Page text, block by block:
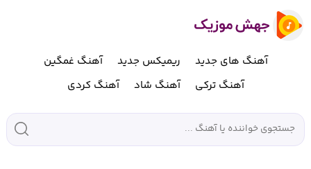
آهنگ های جدید ریمیکس جدید
آهنگ غمگین
آهنگ ترکی
آهنگ شاد آهنگ کردی